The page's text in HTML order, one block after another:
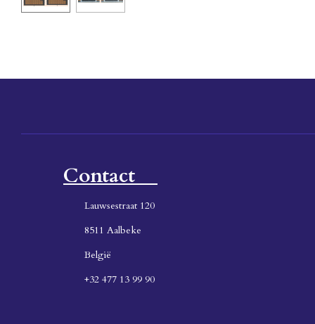
Contact
Lauwsestraat 120
8511 Aalbeke
België
+32 477 13 99 90